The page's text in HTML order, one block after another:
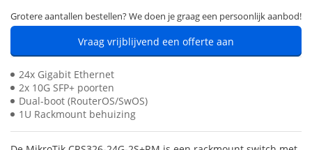
Grotere aantallen bestellen? We doen je graag een persoonlijk aanbod!
Vraag vrijblijvend een offerte aan
24x Gigabit Ethernet
2x 10G SFP+ poorten
Dual-boot (RouterOS/SwOS)
1U Rackmount behuizing